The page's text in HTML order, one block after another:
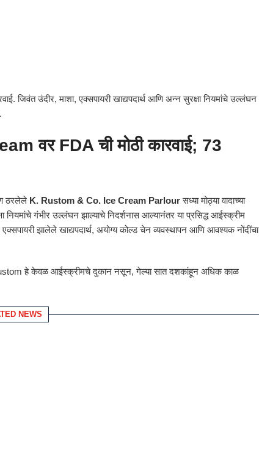
जिवंत उंदीर, माशा, एक्सपायरी खाद्यपदार्थ आणि अन्न सुरक्षा नियमांचे उल्लंघन
वर FDA ची मोठी कारवाई; 73
ठरलेले K. Rustom & Co. Ice Cream Parlourसध्या मोठ्या वादाच्या
गंभीर उल्लंघन झाल्याचे निदर्शनास आल्यानंतर या प्रसिद्ध आईस्क्रीम
एक्सपायरी झालेले खाद्यपदार्थ, अयोग्य कोल्ड चेन व्यवस्थापन आणि आवश्यक नोंदींचा
हे केवळ आईस्क्रीमचे दुकान नसून, गेल्या सात दशकांहून अधिक काळ
NEWS